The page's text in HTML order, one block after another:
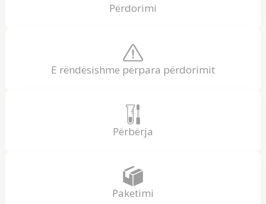
Përdorimi
E rëndësishme përpara përdorimit
Përbërja
Paketimi